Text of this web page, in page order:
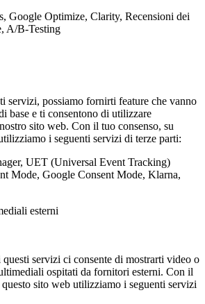
Google Optimize, Clarity, Recensioni dei
A/B-Testing
servizi, possiamo fornirti feature che vanno
base e ti consentono di utilizzare
sito web. Con il tuo consenso, su
i seguenti servizi di terze parti:
UET (Universal Event Tracking)
Mode, Google Consent Mode, Klarna,
esterni
servizi ci consente di mostrarti video o
ospitati da fornitori esterni. Con il
questo sito web utilizziamo i seguenti servizi